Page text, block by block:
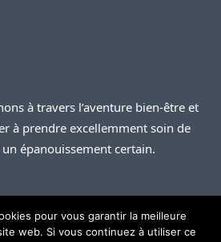
à travers l’aventure bien-être et
à prendre excellemment soin de
épanouissement certain.
pour vous garantir la meilleure
web. Si vous continuez à utiliser ce